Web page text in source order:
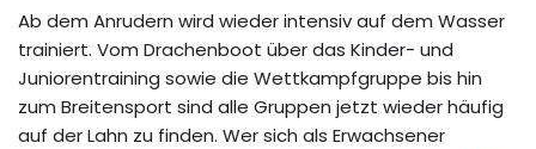
Ab dem Anrudern wird wieder intensiv auf dem Wasser
trainiert. Vom Drachenboot über das Kinder- und
Juniorentraining sowie die Wettkampfgruppe bis hin
zum Breitensport sind alle Gruppen jetzt wieder häufig
auf der Lahn zu finden. Wer sich als Erwachsener